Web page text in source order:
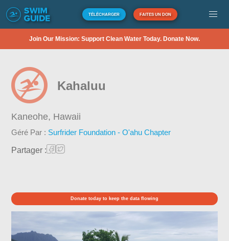
TÉLÉCHARGER FAITES UN DON
Join Our Mission: Support Clean Water Today. Donate Now.
Kahaluu
Kaneohe, Hawaii
Géré Par : Surfrider Foundation - O'ahu Chapter
Partager :
Donate today to keep the data flowing